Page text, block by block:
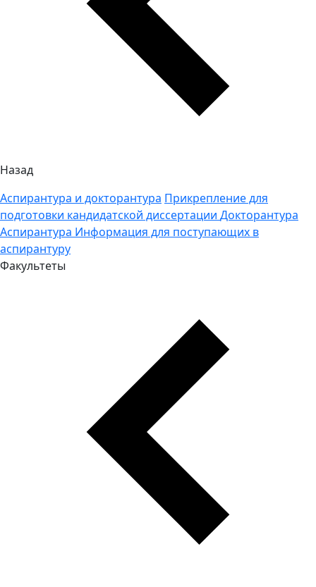
Назад
Аспирантура и докторантура Прикрепление для
подготовки кандидатской диссертации Докторантура
Аспирантура Информация для поступающих в
аспирантуру
Факультеты